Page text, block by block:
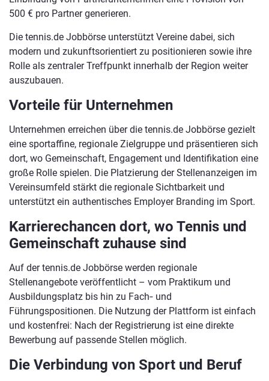
500 € pro Partner generieren.
Die tennis.de Jobbörse unterstützt Vereine dabei, sich
modern und zukunftsorientiert zu positionieren sowie ihre
Rolle als zentraler Treffpunkt innerhalb der Region weiter
auszubauen.
Vorteile für Unternehmen
Unternehmen erreichen über die tennis.de Jobbörse gezielt
eine sportaffine, regionale Zielgruppe und präsentieren sich
dort, wo Gemeinschaft, Engagement und Identifikation eine
große Rolle spielen. Die Platzierung der Stellenanzeigen im
Vereinsumfeld stärkt die regionale Sichtbarkeit und
unterstützt ein authentisches Employer Branding im Sport.
Karrierechancen dort, wo Tennis und
Gemeinschaft zuhause sind
Auf der tennis.de Jobbörse werden regionale
Stellenangebote veröffentlicht – vom Praktikum und
Ausbildungsplatz bis hin zu Fach‑ und
Führungspositionen. Die Nutzung der Plattform ist einfach
und kostenfrei: Nach der Registrierung ist eine direkte
Bewerbung auf passende Stellen möglich.
Die Verbindung von Sport und Beruf